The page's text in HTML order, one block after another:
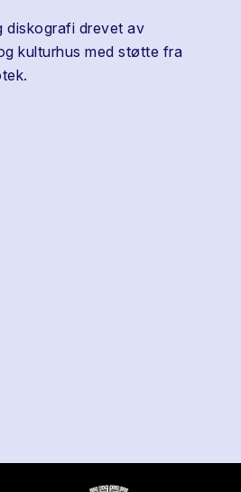
diskografi drevet av
kulturhus med støtte fra